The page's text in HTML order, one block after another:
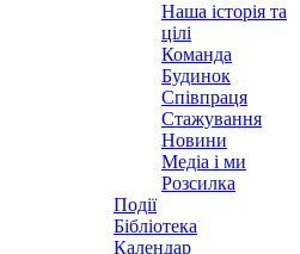
Наша історія та
цілі
Команда
Будинок
Співпраця
Стажування
Новини
Медіа і ми
Розсилка
Події
Бібліотека
Календар